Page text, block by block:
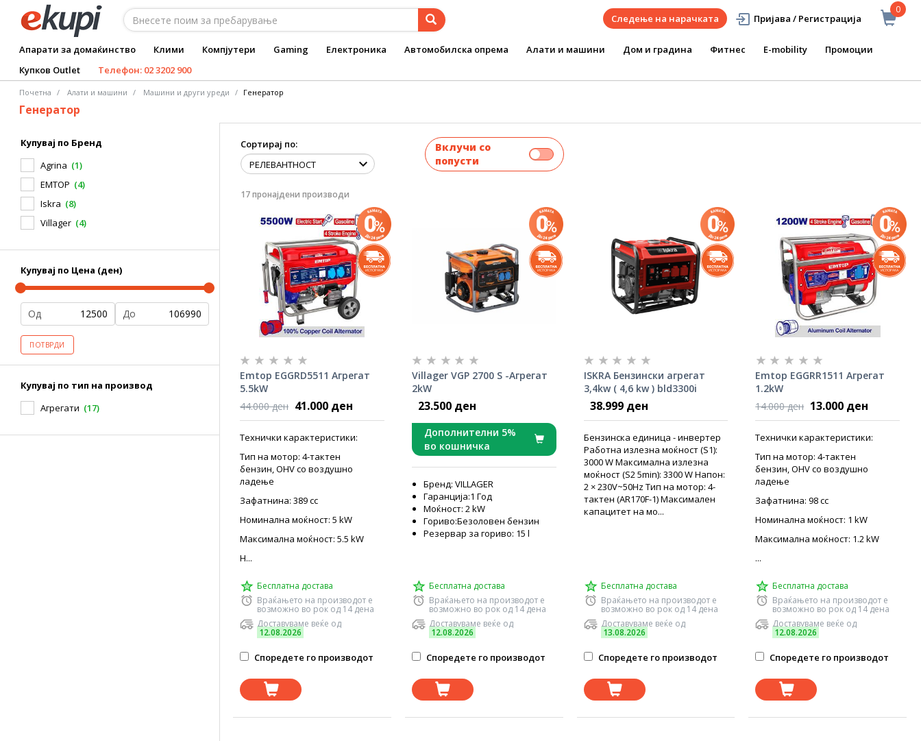
0
Следење на нарачката Пријава / Регистрација
Апарати за домаќинство Клими Компјутери Gaming Електроника Автомобилска опрема Алати и машини Дом и градина Фитнес E-mobility
Промоции
Купков Outlet
Телефон: 02 3202 900
Почетна Алати и машини Машини и други уреди Генератор
Генератор
Купувај по Бренд
Agrina (1)
EMTOP (4)
Iskra (8)
Villager (4)
Купувај по Цена (ден)
Од До
ПОТВРДИ
Купувај по тип на производ
Агрегати (17)
Сортирај по:
Вклучи со
попусти
17 пронајдени производи
Emtop EGGRD5511 Агрегат
5.5kW
44.000 ден 41.000 ден
Технички карактеристики:
Тип на мотор: 4-тактен
бензин, OHV со воздушно
ладење
Зафатнина: 389 cc
Номинална моќност: 5 kW
Максимална моќност: 5.5 kW
Н...
Бесплатна достава
Враќањето на производот е
возможно во рок од 14 дена
Доставуваме веќе од
12.08.2026
Споредете го производот
Villager VGP 2700 S -Агрегат
2kW
23.500 ден
Дополнителни 5%
во кошничка
Бренд: VILLAGER
Гаранција:1 Год
Моќност: 2 kW
Гориво:Безоловен бензин
Резервар за гориво: 15 l
Бесплатна достава
Враќањето на производот е
возможно во рок од 14 дена
Доставуваме веќе од
12.08.2026
Споредете го производот
ISKRA Бензински агрегат
3,4kw ( 4,6 kw ) bld3300i
38.999 ден
Бензинска единица - инвертер
Работна излезна моќност (S1):
3000 W Максимална излезна
моќност (S2 5min): 3300 W Напон:
2 × 230V~50Hz Тип на мотор: 4-
тактен (AR170F-1) Максимален
капацитет на мо...
Бесплатна достава
Враќањето на производот е
возможно во рок од 14 дена
Доставуваме веќе од
13.08.2026
Споредете го производот
Emtop EGGRR1511 Агрегат
1.2kW
14.000 ден 13.000 ден
Технички карактеристики:
Тип на мотор: 4-тактен
бензин, OHV со воздушно
ладење
Зафатнина: 98 cc
Номинална моќност: 1 kW
Максимална моќност: 1.2 kW
...
Бесплатна достава
Враќањето на производот е
возможно во рок од 14 дена
Доставуваме веќе од
12.08.2026
Споредете го производот